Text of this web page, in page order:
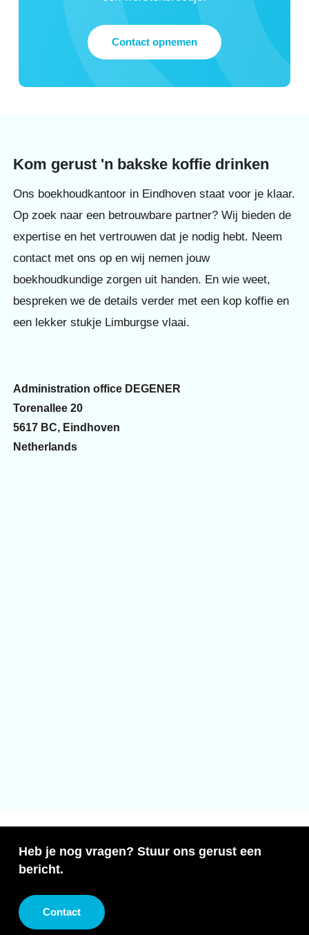
Contact opnemen
Kom gerust 'n bakske koffie drinken
Ons boekhoudkantoor in Eindhoven staat voor je klaar.
Op zoek naar een betrouwbare partner? Wij bieden de
expertise en het vertrouwen dat je nodig hebt. Neem
contact met ons op en wij nemen jouw
boekhoudkundige zorgen uit handen. En wie weet,
bespreken we de details verder met een kop koffie en
een lekker stukje Limburgse vlaai.
Administration office DEGENER
Torenallee 20
5617 BC, Eindhoven
Netherlands
Heb je nog vragen? Stuur ons gerust een
bericht.
Contact